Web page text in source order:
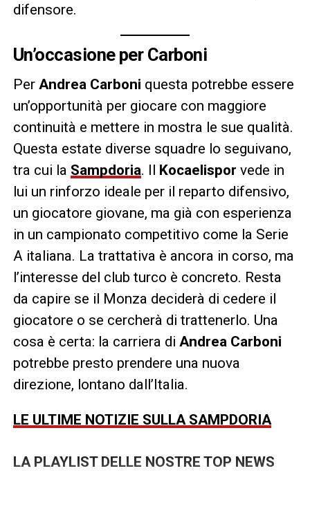
difensore.
Un’occasione per Carboni
Per Andrea Carboni questa potrebbe essere
un’opportunità per giocare con maggiore
continuità e mettere in mostra le sue qualità.
Questa estate diverse squadre lo seguivano,
tra cui la Sampdoria. Il Kocaelispor vede in
lui un rinforzo ideale per il reparto difensivo,
un giocatore giovane, ma già con esperienza
in un campionato competitivo come la Serie
A italiana. La trattativa è ancora in corso, ma
l’interesse del club turco è concreto. Resta
da capire se il Monza deciderà di cedere il
giocatore o se cercherà di trattenerlo. Una
cosa è certa: la carriera di Andrea Carboni
potrebbe presto prendere una nuova
direzione, lontano dall’Italia.
LE ULTIME NOTIZIE SULLA SAMPDORIA
LA PLAYLIST DELLE NOSTRE TOP NEWS